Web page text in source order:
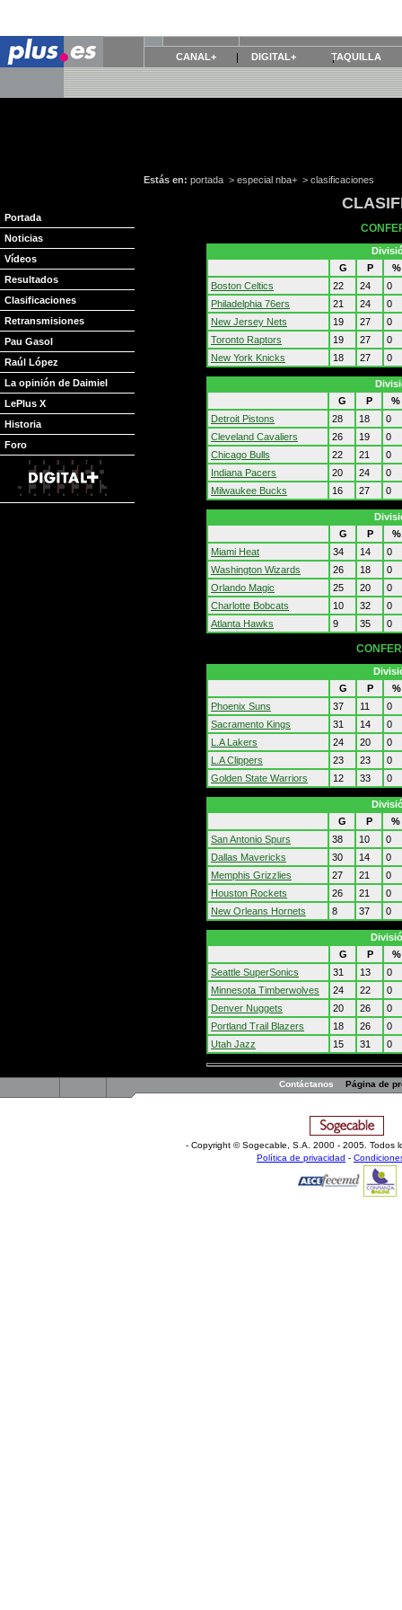
CANAL+ DIGITAL+ TAQUILLA
Portada
Noticias
Vídeos
Resultados
Clasificaciones
Retransmisiones
Pau Gasol
Raúl López
La opinión de Daimiel
LePlus X
Historia
Foro
Estás en: portada > especial nba+ > clasificaciones
G
P
%
Boston Celtics
22 24
0
Philadelphia 76ers
21 24
0
New Jersey Nets
19 27
0
Toronto Raptors
19 27
0
New York Knicks
18 27 0
G
P
%
Detroit Pistons
28 18
0
Cleveland Cavaliers
26 19
0
Chicago Bulls
22 21
0
Indiana Pacers
20 24
0
Milwaukee Bucks
16 27 0
G
P
%
Miami Heat
34 14
0
Washington Wizards
26 18
0
Orlando Magic
25 20
0
Charlotte Bobcats
10 32
0
Atlanta Hawks
9 35 0
G
P
%
Phoenix Suns
37 11
0
Sacramento Kings
31 14
0
L.A Lakers
24 20
0
L.A Clippers
23 23
0
Golden State Warriors
12 33 0
G
P
%
San Antonio Spurs
38 10
0
Dallas Mavericks
30 14
0
Memphis Grizzlies
27 21
0
Houston Rockets
26 21
0
New Orleans Hornets
8 37 0
G
P
%
Seattle SuperSonics
31 13
0
Minnesota Timberwolves
24 22
0
Denver Nuggets
20 26
0
Portland Trail Blazers
18 26
0
Utah Jazz
15 31 0
Contáctanos Página de
- Copyright © Sogecable, S.A
2000 - 2005. Todos
Política de privacidad -